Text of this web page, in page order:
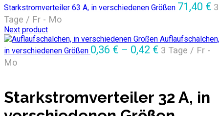
Starkstromverteiler 63 A, in verschiedenen Größen 71,40 € 3
Tage / Fr - Mo
Next product
Auflaufschälchen,
in verschiedenen Größen 0,36 € – 0,42 € 3 Tage / Fr -
Mo
Starkstromverteiler 32 A, in